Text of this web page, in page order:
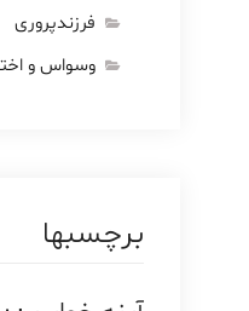
فرزندپروری
وسواس و
برچسبها